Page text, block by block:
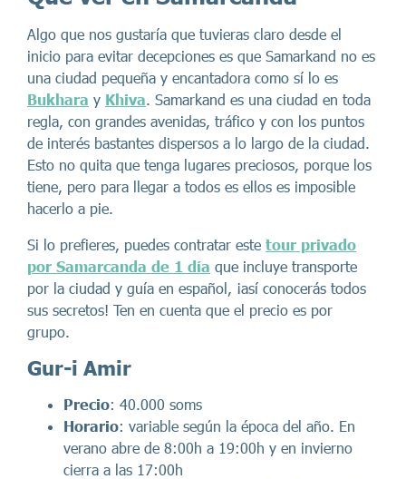
Algo que nos gustaría que tuvieras claro desde el
inicio para evitar decepciones es que Samarkand no es
una ciudad pequeña y encantadora como sí lo es
Bukhara y Khiva. Samarkand es una ciudad en toda
regla, con grandes avenidas, tráfico y con los puntos
de interés bastantes dispersos a lo largo de la ciudad.
Esto no quita que tenga lugares preciosos, porque los
tiene, pero para llegar a todos es ellos es imposible
hacerlo a pie.
Si lo prefieres, puedes contratar este tour privado
por Samarcanda de 1 día que incluye transporte
por la ciudad y guía en español, ¡así conocerás todos
sus secretos! Ten en cuenta que el precio es por
grupo.
Gur-i Amir
Precio: 40.000 soms
Horario: variable según la época del año. En
verano abre de 8:00h a 19:00h y en invierno
cierra a las 17:00h